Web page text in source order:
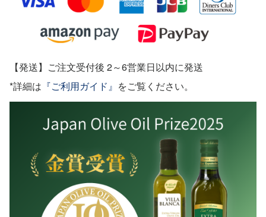
【発送】ご注文受付後 2～6営業日以内に発送
*詳細は 『ご利用ガイド』 をご覧ください。